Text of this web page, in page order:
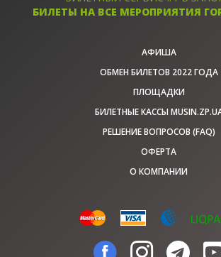
БИЛЕТЫ НА ВСЕ МЕРОПРИЯТИЯ
АФИША
ОБМЕН БИЛЕТОВ 2022 ГОДА
ПЛОЩАДКИ
БИЛЕТНЫЕ КАССЫ
РЕШЕНИЕ ВОПРОСОВ (FAQ)
ОФЕРТА
О КОМПАНИИ